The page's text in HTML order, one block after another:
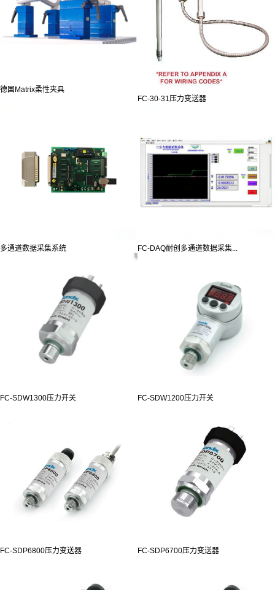
德国Matrix柔性夹具
FC-30-31压力变送器
多通道数据采集系统 FC-DAQ耐创多通道数据采集...
FC-SDW1300压力开关 FC-SDW1200压力开关
FC-SDP6800压力变送器 FC-SDP6700压力变送器